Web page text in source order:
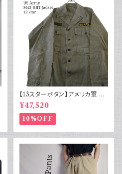
【13スターボタン】アメリカ軍 M
43 HBT ジャケット パッチ 軍物
実物
¥47,520
10%OFF